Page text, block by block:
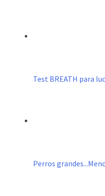
Test BREATH para
Perros